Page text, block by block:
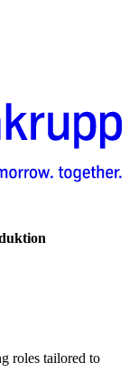
roles tailored to